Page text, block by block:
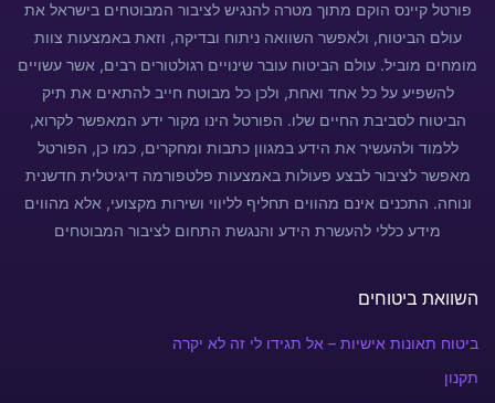
פורטל קיינס הוקם מתוך מטרה להנגיש לציבור המבוטחים בישראל את
עולם הביטוח, ולאפשר השוואה ניתוח ובדיקה, וזאת באמצעות צוות
מומחים מוביל. עולם הביטוח עובר שינויים רגולטורים רבים, אשר עשויים
להשפיע על כל אחד ואחת, ולכן כל מבוטח חייב להתאים את תיק
הביטוח לסביבת החיים שלו. הפורטל הינו מקור ידע המאפשר לקרוא,
ללמוד ולהעשיר את הידע במגוון כתבות ומחקרים, כמו כן, הפורטל
מאפשר לציבור לבצע פעולות באמצעות פלטפורמה דיגיטלית חדשנית
ונוחה. התכנים אינם מהווים תחליף לליווי ושירות מקצועי, אלא מהווים
מידע כללי להעשרת הידע והנגשת התחום לציבור המבוטחים
השוואת ביטוחים
ביטוח תאונות אישיות – אל תגידו לי זה לא יקרה
תקנון